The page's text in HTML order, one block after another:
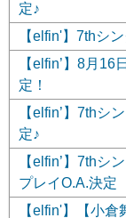
定♪
【elfin'】7thシ
【elfin’】8月
定！
【elfin’】7thシ
定♪
【elfin’】7thシ
プレイO.A.決定
【elfin'】【小